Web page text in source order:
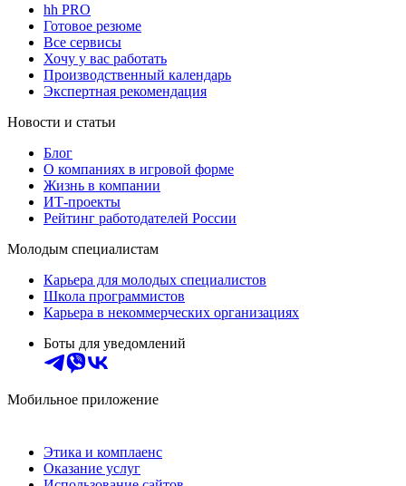
hh PRO
Готовое резюме
Все сервисы
Хочу у вас работать
Производственный календарь
Экспертная рекомендация
Новости и статьи
Блог
О компаниях в игровой форме
Жизнь в компании
ИТ-проекты
Рейтинг работодателей России
Молодым специалистам
Карьера для молодых специалистов
Школа программистов
Карьера в некоммерческих организациях
Боты для уведомлений
Мобильное приложение
Этика и комплаенс
Оказание услуг